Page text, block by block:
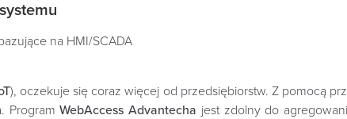
na HMI/SCADA
), oczekuje się coraz więcej od przedsiębiorstw. Z pomocą
ProgramWebAccess Advantecha jest zdolny do